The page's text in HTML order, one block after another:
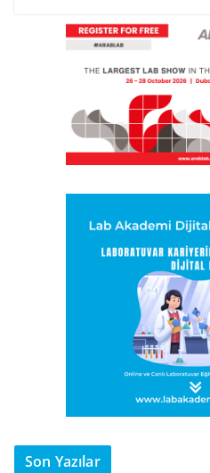
Son Yazılar